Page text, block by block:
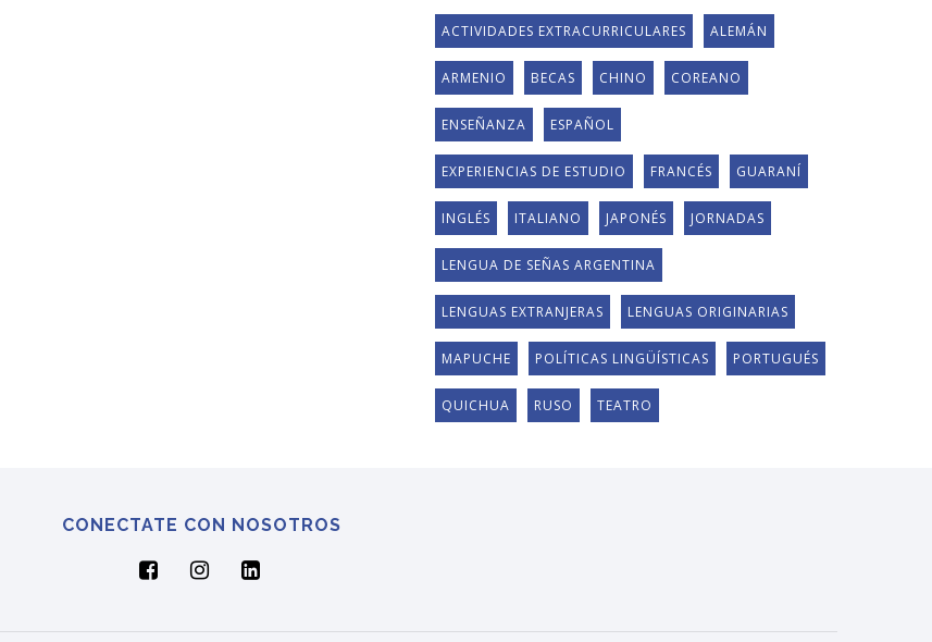
ACTIVIDADES EXTRACURRICULARES ALEMÁN
ARMENIO BECAS CHINO COREANO
ENSEÑANZA ESPAÑOL
EXPERIENCIAS DE ESTUDIO FRANCÉS GUARANÍ
INGLÉS ITALIANO JAPONÉS JORNADAS
LENGUA DE SEÑAS ARGENTINA
LENGUAS EXTRANJERAS LENGUAS ORIGINARIAS
MAPUCHE POLÍTICAS LINGÜÍSTICAS PORTUGUÉS
QUICHUA RUSO TEATRO
CONECTATE CON NOSOTROS